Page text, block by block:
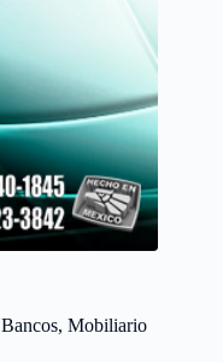
Bancos, Mobiliario